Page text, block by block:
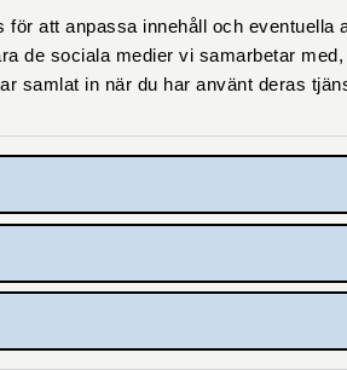
för att anpassa innehåll och
de sociala medier vi samarbetar
samlat in när du har använt deras